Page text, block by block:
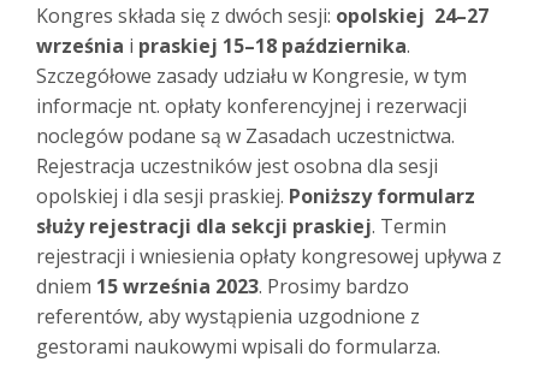
Kongres składa się z dwóch sesji: opolskiej 24–27
września i praskiej 15–18 października.
Szczegółowe zasady udziału w Kongresie, w tym
informacje nt. opłaty konferencyjnej i rezerwacji
noclegów podane są w Zasadach uczestnictwa.
Rejestracja uczestników jest osobna dla sesji
opolskiej i dla sesji praskiej. Poniższy formularz
służy rejestracji dla sekcji praskiej. Termin
rejestracji i wniesienia opłaty kongresowej upływa z
dniem 15 września 2023. Prosimy bardzo
referentów, aby wystąpienia uzgodnione z
gestorami naukowymi wpisali do formularza.